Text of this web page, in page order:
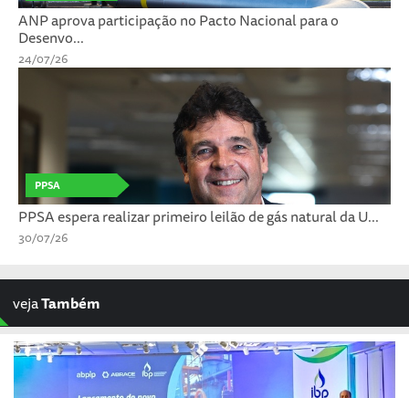
ANP aprova participação no Pacto Nacional para o
Desenvo...
24/07/26
PPSA
PPSA espera realizar primeiro leilão de gás natural da U...
30/07/26
vejaTambém